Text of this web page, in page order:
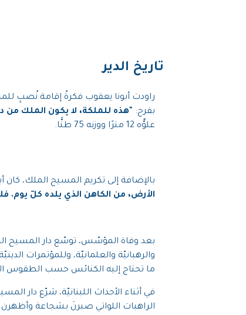
تاريخ الدير
بفرح: “ هذه للملكة، لا يكون الملك من
علوُّه 12 مترًا ووزنه 75 طنًّا.
بالإضافة إلى تكريم المسيح الملك،
الأرض، من الكاهن الذي يلده كلّ يوم.
والرهبانيّة والعلمانيّة، وللمؤتمرات
ما تحتاج إليه الكنائس حسب الطقوس
الراهبات اللواتي صبرنَ بشجاعة